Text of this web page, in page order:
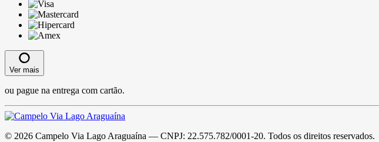
Ver mais
ou pague na entrega com cartão.
© 2026 Campelo Via Lago Araguaína — CNPJ: 22.575.782/0001-20. Todos os direitos reservados.